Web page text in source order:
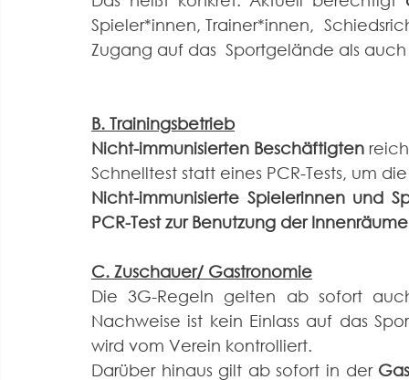
Spieler*innen, Trainer*innen,
Zugang auf das  Sportgelände als
B. Trainingsbetrieb
Nicht-immunisierten Beschäftigten
Schnelltest statt eines PCR-Tests, um
Nicht-immunisierte Spielerinnen und
PCR-Test zur Benutzung der
C. Zuschauer/ Gastronomie
Die 3G-Regeln gelten ab sofort
Nachweise ist kein Einlass auf das
wird vom Verein kontrolliert.
Darüber hinaus gilt ab sofort in der